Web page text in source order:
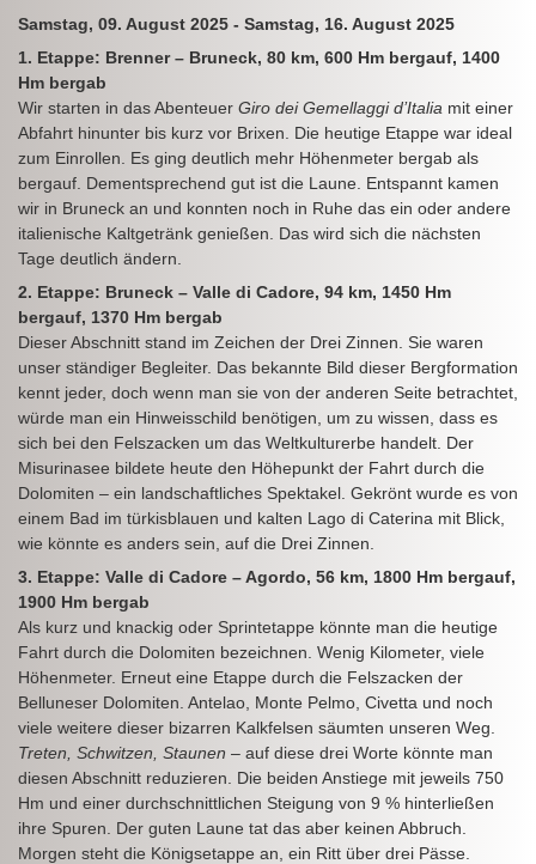
Samstag, 09. August 2025 - Samstag, 16. August 2025
1. Etappe: Brenner – Bruneck, 80 km, 600 Hm bergauf, 1400
Hm bergab
Wir starten in das Abenteuer Giro dei Gemellaggi d’Italia mit einer
Abfahrt hinunter bis kurz vor Brixen. Die heutige Etappe war ideal
zum Einrollen. Es ging deutlich mehr Höhenmeter bergab als
bergauf. Dementsprechend gut ist die Laune. Entspannt kamen
wir in Bruneck an und konnten noch in Ruhe das ein oder andere
italienische Kaltgetränk genießen. Das wird sich die nächsten
Tage deutlich ändern.
2. Etappe: Bruneck – Valle di Cadore, 94 km, 1450 Hm
bergauf, 1370 Hm bergab
Dieser Abschnitt stand im Zeichen der Drei Zinnen. Sie waren
unser ständiger Begleiter. Das bekannte Bild dieser Bergformation
kennt jeder, doch wenn man sie von der anderen Seite betrachtet,
würde man ein Hinweisschild benötigen, um zu wissen, dass es
sich bei den Felszacken um das Weltkulturerbe handelt. Der
Misurinasee bildete heute den Höhepunkt der Fahrt durch die
Dolomiten – ein landschaftliches Spektakel. Gekrönt wurde es von
einem Bad im türkisblauen und kalten Lago di Caterina mit Blick,
wie könnte es anders sein, auf die Drei Zinnen.
3. Etappe: Valle di Cadore – Agordo, 56 km, 1800 Hm bergauf,
1900 Hm bergab
Als kurz und knackig oder Sprintetappe könnte man die heutige
Fahrt durch die Dolomiten bezeichnen. Wenig Kilometer, viele
Höhenmeter. Erneut eine Etappe durch die Felszacken der
Belluneser Dolomiten. Antelao, Monte Pelmo, Civetta und noch
viele weitere dieser bizarren Kalkfelsen säumten unseren Weg.
Treten, Schwitzen, Staunen – auf diese drei Worte könnte man
diesen Abschnitt reduzieren. Die beiden Anstiege mit jeweils 750
Hm und einer durchschnittlichen Steigung von 9 % hinterließen
ihre Spuren. Der guten Laune tat das aber keinen Abbruch.
Morgen steht die Königsetappe an, ein Ritt über drei Pässe.